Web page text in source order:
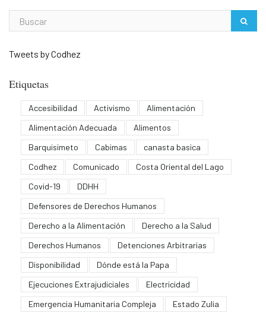
Tweets by Codhez
Etiquetas
Accesibilidad Activismo
Alimentación
Alimentación Adecuada
Alimentos
Barquisimeto
Cabimas
canasta basica
Codhez
Comunicado
Costa Oriental del Lago
Covid-19
DDHH
Defensores de Derechos Humanos
Derecho a la Alimentación
Derecho a la Salud
Derechos Humanos
Detenciones Arbitrarias
Disponibilidad
Dónde está la Papa
Ejecuciones Extrajudiciales
Electricidad
Emergencia Humanitaria Compleja
Estado Zulia